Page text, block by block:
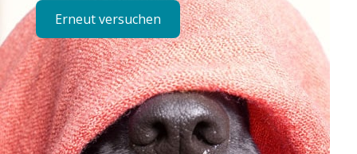
Erneut versuchen